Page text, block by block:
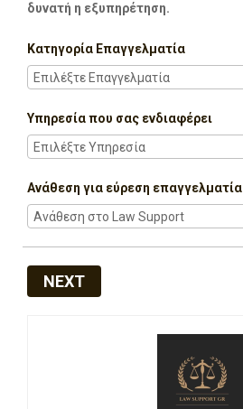
δυνατή η εξυπηρέτηση.
Κατηγορία Επαγγελματία
Υπηρεσία που σας ενδιαφέρει
Ανάθεση για εύρεση επαγγελματία
NEXT